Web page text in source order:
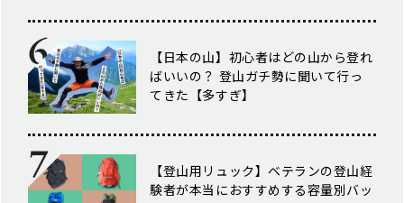
【日本の山】初心者はどの山から登れ
ばいいの？ 登山ガチ勢に聞いて行っ
てきた【多すぎ】
【登山用リュック】ベテランの登山経
験者が本当におすすめする容量別バッ